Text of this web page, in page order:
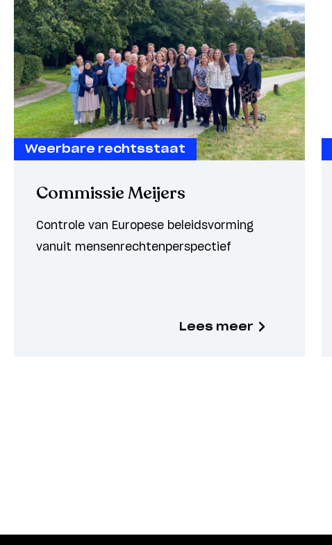
Weerbare rechtsstaat
Commissie Meijers
Controle van Europese beleidsvorming
vanuit mensenrechtenperspectief
Lees meer